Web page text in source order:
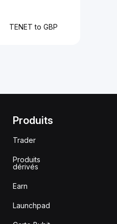
TENET to GBP
Produits
Trader
Produits
dérivés
Earn
Launchpad